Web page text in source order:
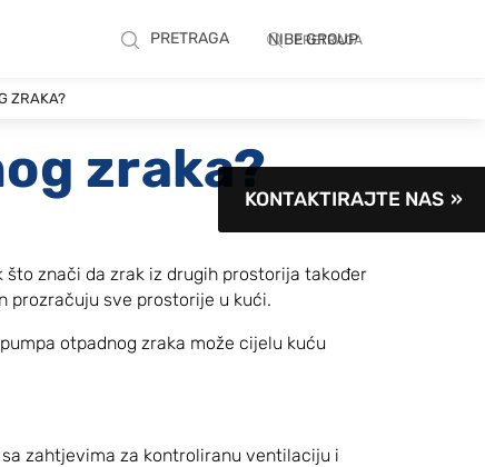
PRETRAGA NIBE GROUP
PRETRAGA
ZRAKA?
KONTAKTIRAJTE NAS
zraka?
znači da zrak iz drugih prostorija također
prozračuju sve prostorije u kući.
otpadnog zraka može cijelu kuću
zahtjevima za kontroliranu ventilaciju i